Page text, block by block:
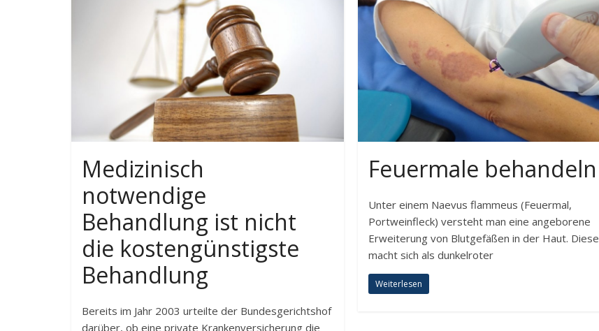
Medizinisch
notwendige
Behandlung ist nicht
die kostengünstigste
Behandlung
Bereits im Jahr 2003 urteilte der Bundesgerichtshof
darüber, ob eine private Krankenversicherung die
Feuermale behandeln
Unter einem Naevus flammeus (Feuermal,
Portweinfleck) versteht man eine angeborene
Erweiterung von Blutgefäßen in der Haut. Diese
macht sich als dunkelroter
Weiterlesen